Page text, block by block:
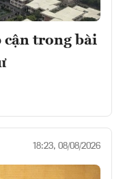
cận trong bài
18:23, 08/08/2026